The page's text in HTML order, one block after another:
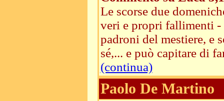
Le scorse due
veri e propri fallimenti -
padroni del mestiere, e
sé,... e può capitare di
(continua)
Paolo De Martino